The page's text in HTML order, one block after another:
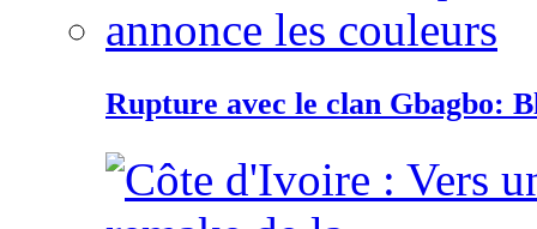
Rupture avec le clan Gbagbo: